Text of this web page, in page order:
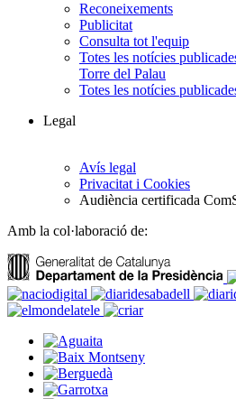
Reconeixements
Publicitat
Consulta tot l'equip
Totes les notícies
Torre del Palau
Totes les notícies
Legal
Avís legal
Privacitat i Cookies
Audiència certificada
Amb la col·laboració de: